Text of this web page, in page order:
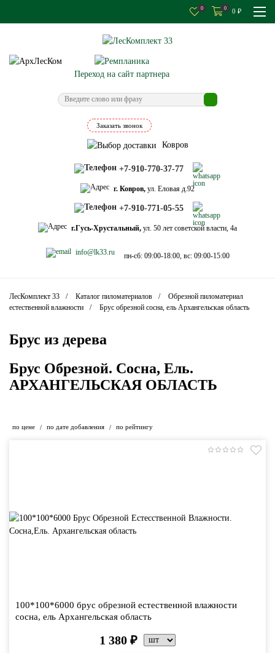
Переход на сайт партнера
Заказать звонок
Ковров
+7-910-770-37-77
г. Ковров, ул. Еловая д.92
+7-910-771-05-55
г.Гусь-Хрустальный, ул. 50 лет советской власти, 4а
info@lk33.ru пн-сб: 09:00-18:00, вс: 09:00-15:00
0 0 0 ₽
ЛесКомплект 33 Каталог пиломатериалов
Обрезной пиломатериал
естественной влажности
Брус обрезной сосна, ель Архангельская область
Брус из дерева
Брус Обрезной. Сосна, Ель.
АРХАНГЕЛЬСКАЯ ОБЛАСТЬ
по цене / по дате добавления / по рейтингу
100*100*6000 брус обрезной естественной влажности
сосна, ель Архангельская область
1 380 ₽